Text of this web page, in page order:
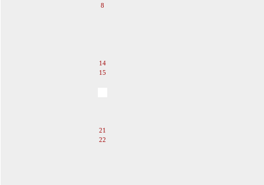
8
14
15
21
22